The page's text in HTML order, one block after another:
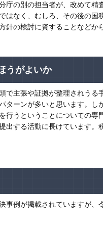
の別の担当者が、改めて
はなく、むしろ、その後の
針の検討に資することなどか
うがよいか
主張や証拠が整理されう
ターンが多いと思います。
行うということについての
出する活動に長けています
例が掲載されていますが